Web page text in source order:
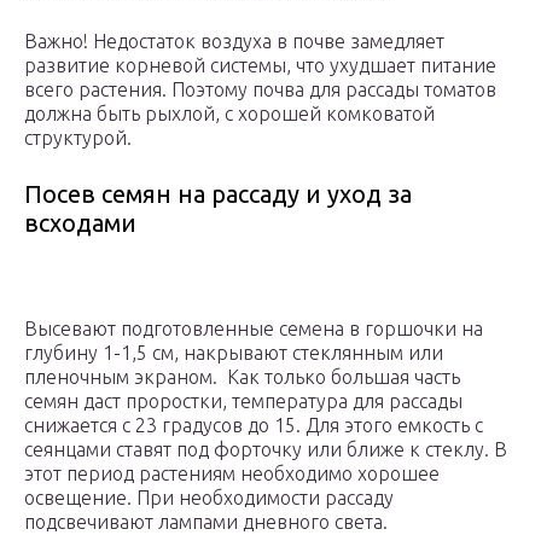
Важно! Недостаток воздуха в почве замедляет
развитие корневой системы, что ухудшает питание
всего растения. Поэтому почва для рассады томатов
должна быть рыхлой, с хорошей комковатой
структурой.
Посев семян на рассаду и уход за
всходами
Высевают подготовленные семена в горшочки на
глубину 1-1,5 см, накрывают стеклянным или
пленочным экраном. Как только большая часть
семян даст проростки, температура для рассады
снижается с 23 градусов до 15. Для этого емкость с
сеянцами ставят под форточку или ближе к стеклу. В
этот период растениям необходимо хорошее
освещение. При необходимости рассаду
подсвечивают лампами дневного света.